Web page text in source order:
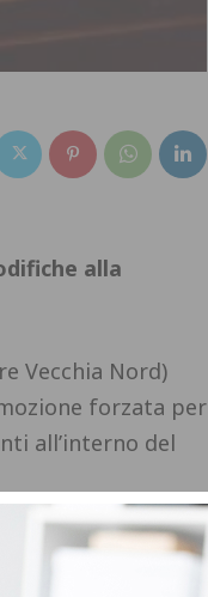
alla
Vecchia Nord)
forzata per
all’interno del
Vecchia Nord e